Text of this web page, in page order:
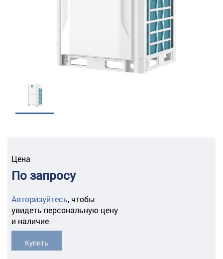
Цена
По запросу
Авторизуйтесь, чтобы
увидеть персональную цену
и наличие
Купить